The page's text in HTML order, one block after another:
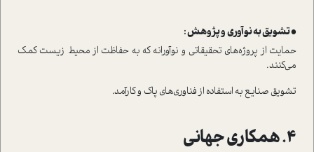
• تشویق به نوآوری و پژوهش :
حمایت از پروژه‌های تحقیقاتی و نوآورانه که به حفاظت از محیط زیست کمک
می‌کنند.
تشویق صنایع به ا‌ستفاده از فناوری‌های پاک و کارآمد.
4. همکاری جهانی